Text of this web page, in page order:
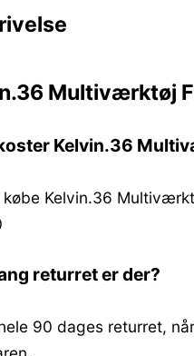
Multiværktøj
Kelvin.36
købe Kelvin.36
returret er der?
90 dages returret,